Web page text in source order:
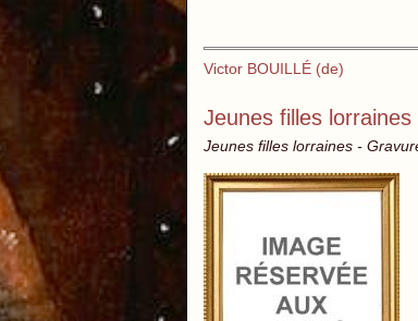
Victor BOUILLÉ (de)
Jeunes filles lorraines
Jeunes filles lorraines -